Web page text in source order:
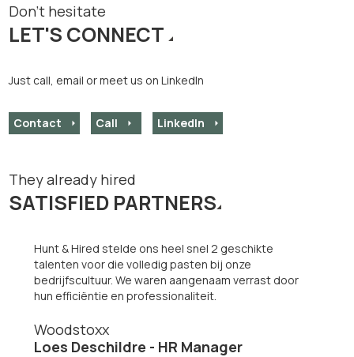
Don't hesitate
LET'S CONNECT
Just call, email or meet us on LinkedIn
Contact Call LinkedIn
They already hired
SATISFIED PARTNERS
Hunt & Hired stelde ons heel snel 2 geschikte
talenten voor die volledig pasten bij onze
bedrijfscultuur. We waren aangenaam verrast door
hun efficiëntie en professionaliteit.
Woodstoxx
Loes Deschildre - HR Manager